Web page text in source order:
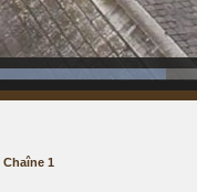
Chaîne 1